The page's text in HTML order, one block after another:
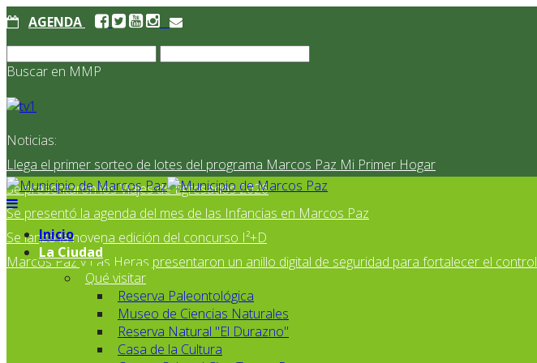
AGENDA
Buscar en MMP
Noticias:
Llega el primer sorteo de lotes del programa Marcos Paz Mi Primer Hogar
Se presentaron los Viajes de Egresados 2026
Se presentó la agenda del mes de las Infancias en Marcos Paz
Se lanzó la novena edición del concurso I²+D
Marcos Paz y Las Heras presentaron un anillo digital de seguridad para fortalecer el control
Inicio
La Ciudad
Qué visitar
Reserva Paleontológica
Museo de Ciencias Naturales
Reserva Natural "El Durazno"
Casa de la Cultura